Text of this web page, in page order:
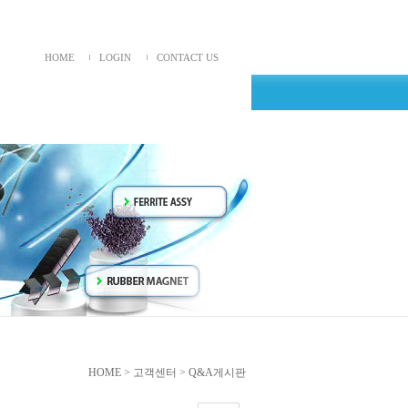
HOME LOGIN CONTACT US
HOME > 고객센터 > Q&A게시판